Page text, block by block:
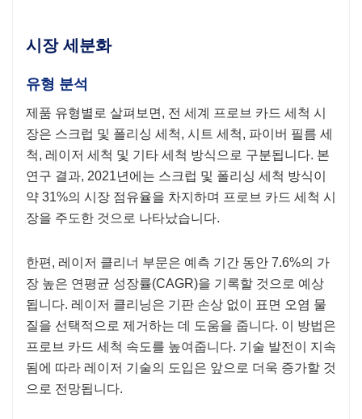
시장 세분화
유형 분석
제품 유형별로 살펴보면, 전 세계 프로브 카드 세척 시
장은 스크럽 및 폴리싱 세척, 시트 세척, 파이버 필름 세
척, 레이저 세척 및 기타 세척 방식으로 구분됩니다. 본
연구 결과, 2021년에는 스크럽 및 폴리싱 세척 방식이
약 31%의 시장 점유율을 차지하며 프로브 카드 세척 시
장을 주도한 것으로 나타났습니다.
한편, 레이저 클리너 부문은 예측 기간 동안 7.6%의 가
장 높은 연평균 성장률(CAGR)을 기록할 것으로 예상
됩니다. 레이저 클리닝은 기판 손상 없이 표면 오염 물
질을 선택적으로 제거하는 데 도움을 줍니다. 이 방법은
프로브 카드 세척 속도를 높여줍니다. 기술 발전이 지속
됨에 따라 레이저 기술의 도입은 앞으로 더욱 증가할 것
으로 전망됩니다.